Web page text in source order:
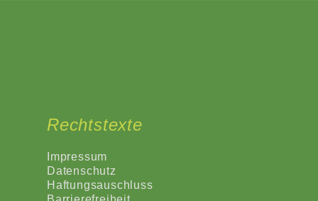
Rechtstexte
Impressum
Datenschutz
Haftungsauschluss